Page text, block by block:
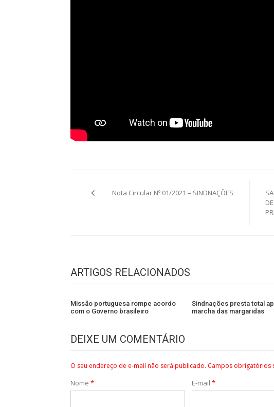
de
Nota Circular Nº 01/2021 – SINDNAÇÕES
ARTIGOS RELACIONADOS
Missão portuguesa rompe acordo
com o Governo brasileiro
Sindnações presta total
marcha das margaridas
DEIXE UM COMENTÁRIO
O seu endereço de e-mail não será publicado. Campos obrigatórios
Nome * E-mail *